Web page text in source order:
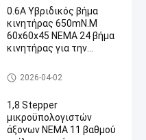
0.6A Υβριδικός βήμα
κινητήρας 650mN.M
60x60x45 NEMA 24 βήμα
κινητήρας για την
Stepper NEMA 24 μηχανή
2026-04-02
1,8 Stepper
μικροϋπολογιστών
άξονων NEMA 11 βαθμού